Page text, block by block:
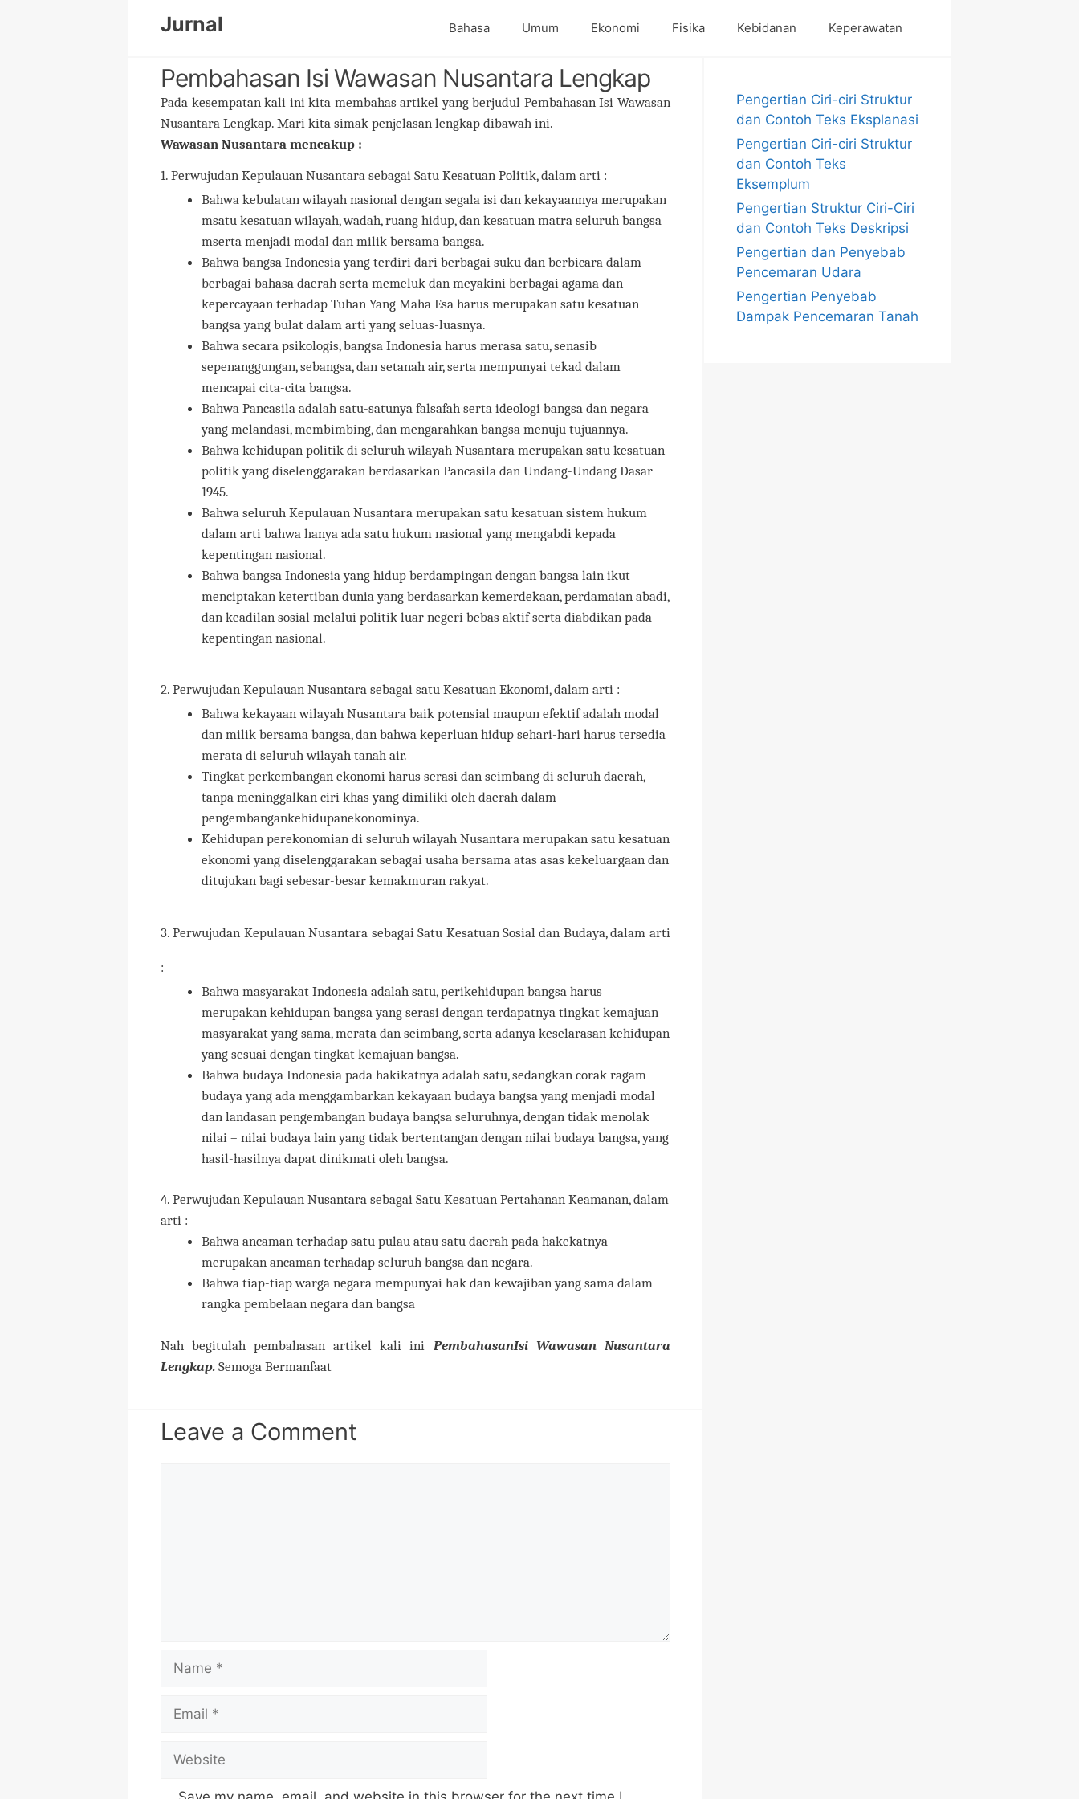
Jurnal Bahasa Umum Ekonomi Fisika Kebidanan Keperawatan
Pembahasan Isi Wawasan Nusantara Lengkap
Pada kesempatan kali ini kita membahas artikel yang berjudul Pembahasan Isi Wawasan
Nusantara Lengkap. Mari kita simak penjelasan lengkap dibawah ini.
Wawasan Nusantara mencakup :
1. Perwujudan Kepulauan Nusantara sebagai Satu Kesatuan Politik, dalam arti :
Bahwa kebulatan wilayah nasional dengan segala isi dan kekayaannya merupakan
msatu kesatuan wilayah, wadah, ruang hidup, dan kesatuan matra seluruh bangsa
mserta menjadi modal dan milik bersama bangsa.
Bahwa bangsa Indonesia yang terdiri dari berbagai suku dan berbicara dalam
berbagai bahasa daerah serta memeluk dan meyakini berbagai agama dan
kepercayaan terhadap Tuhan Yang Maha Esa harus merupakan satu kesatuan
bangsa yang bulat dalam arti yang seluas-luasnya.
Bahwa secara psikologis, bangsa Indonesia harus merasa satu, senasib
sepenanggungan, sebangsa, dan setanah air, serta mempunyai tekad dalam
mencapai cita-cita bangsa.
Bahwa Pancasila adalah satu-satunya falsafah serta ideologi bangsa dan negara
yang melandasi, membimbing, dan mengarahkan bangsa menuju tujuannya.
Bahwa kehidupan politik di seluruh wilayah Nusantara merupakan satu kesatuan
politik yang diselenggarakan berdasarkan Pancasila dan Undang-Undang Dasar
1945.
Bahwa seluruh Kepulauan Nusantara merupakan satu kesatuan sistem hukum
dalam arti bahwa hanya ada satu hukum nasional yang mengabdi kepada
kepentingan nasional.
Bahwa bangsa Indonesia yang hidup berdampingan dengan bangsa lain ikut
menciptakan ketertiban dunia yang berdasarkan kemerdekaan, perdamaian abadi,
dan keadilan sosial melalui politik luar negeri bebas aktif serta diabdikan pada
kepentingan nasional.
2. Perwujudan Kepulauan Nusantara sebagai satu Kesatuan Ekonomi, dalam arti :
Bahwa kekayaan wilayah Nusantara baik potensial maupun efektif adalah modal
dan milik bersama bangsa, dan bahwa keperluan hidup sehari-hari harus tersedia
merata di seluruh wilayah tanah air.
Tingkat perkembangan ekonomi harus serasi dan seimbang di seluruh daerah,
tanpa meninggalkan ciri khas yang dimiliki oleh daerah dalam
pengembangankehidupanekonominya.
Kehidupan perekonomian di seluruh wilayah Nusantara merupakan satu kesatuan
ekonomi yang diselenggarakan sebagai usaha bersama atas asas kekeluargaan dan
ditujukan bagi sebesar-besar kemakmuran rakyat.
3. Perwujudan Kepulauan Nusantara sebagai Satu Kesatuan Sosial dan Budaya, dalam arti
:
Bahwa masyarakat Indonesia adalah satu, perikehidupan bangsa harus
merupakan kehidupan bangsa yang serasi dengan terdapatnya tingkat kemajuan
masyarakat yang sama, merata dan seimbang, serta adanya keselarasan kehidupan
yang sesuai dengan tingkat kemajuan bangsa.
Bahwa budaya Indonesia pada hakikatnya adalah satu, sedangkan corak ragam
budaya yang ada menggambarkan kekayaan budaya bangsa yang menjadi modal
dan landasan pengembangan budaya bangsa seluruhnya, dengan tidak menolak
nilai – nilai budaya lain yang tidak bertentangan dengan nilai budaya bangsa, yang
hasil-hasilnya dapat dinikmati oleh bangsa.
4. Perwujudan Kepulauan Nusantara sebagai Satu Kesatuan Pertahanan Keamanan, dalam
arti :
Bahwa ancaman terhadap satu pulau atau satu daerah pada hakekatnya
merupakan ancaman terhadap seluruh bangsa dan negara.
Bahwa tiap-tiap warga negara mempunyai hak dan kewajiban yang sama dalam
rangka pembelaan negara dan bangsa
Nah begitulah pembahasan artikel kali ini PembahasanIsi Wawasan Nusantara
Lengkap. Semoga Bermanfaat
Leave a Comment
Pengertian Ciri-ciri Struktur
dan Contoh Teks Eksplanasi
Pengertian Ciri-ciri Struktur
dan Contoh Teks
Eksemplum
Pengertian Struktur Ciri-Ciri
dan Contoh Teks Deskripsi
Pengertian dan Penyebab
Pencemaran Udara
Pengertian Penyebab
Dampak Pencemaran Tanah